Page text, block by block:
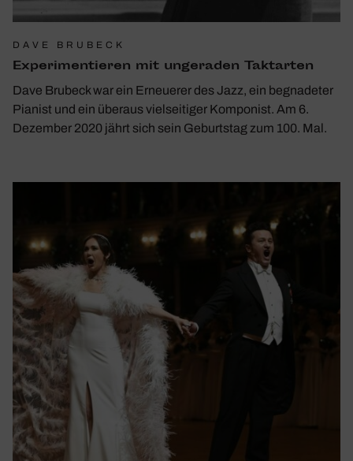
DAVE BRUBECK
Expe­ri­men­tieren mit unge­raden Takt­arten
Dave Brubeck war ein Erneuerer des Jazz, ein begnadeter
Pianist und ein überaus vielseitiger Komponist. Am 6.
Dezember 2020 jährt sich sein Geburtstag zum 100. Mal.